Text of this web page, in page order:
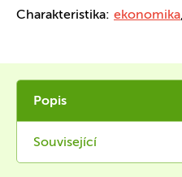
Charakteristika: ekonomika,
Popis
Související